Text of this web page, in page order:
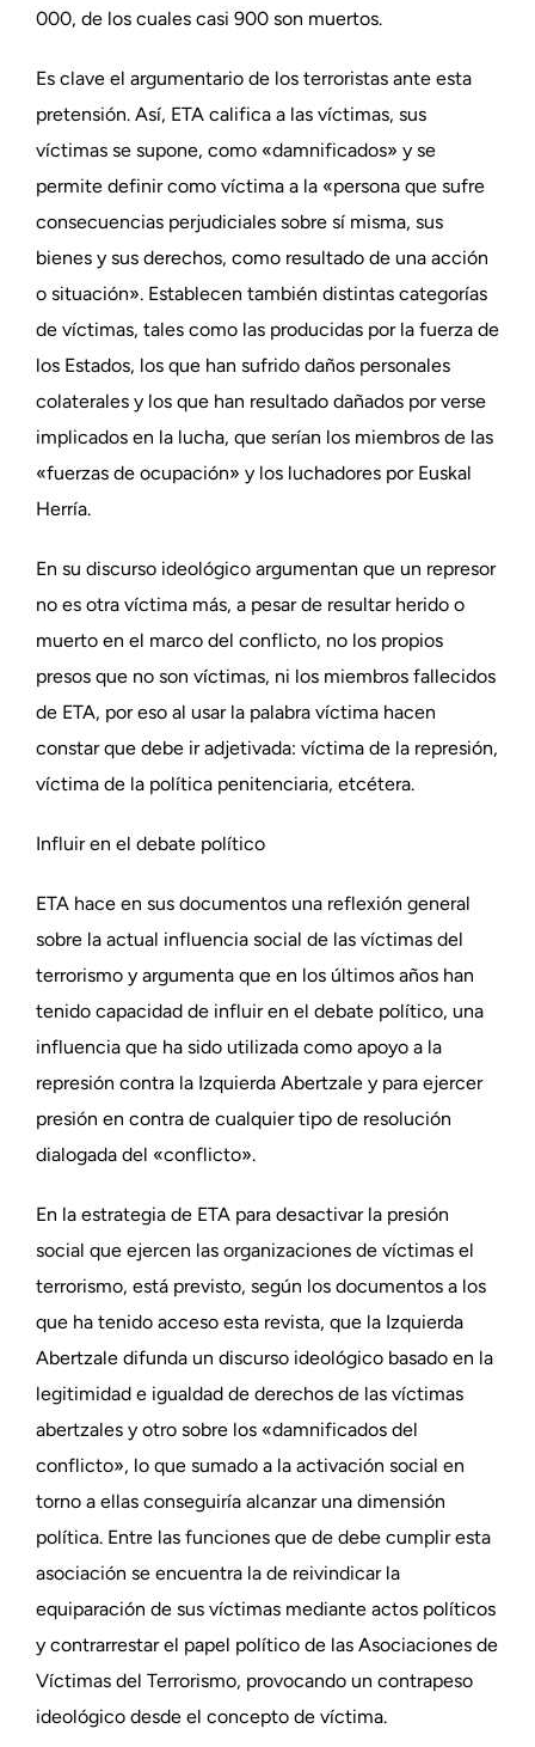
000, de los cuales casi 900 son muertos.
Es clave el argumentario de los terroristas ante esta
pretensión. Así, ETA califica a las víctimas, sus
víctimas se supone, como «damnificados» y se
permite definir como víctima a la «persona que sufre
consecuencias perjudiciales sobre sí misma, sus
bienes y sus derechos, como resultado de una acción
o situación». Establecen también distintas categorías
de víctimas, tales como las producidas por la fuerza de
los Estados, los que han sufrido daños personales
colaterales y los que han resultado dañados por verse
implicados en la lucha, que serían los miembros de las
«fuerzas de ocupación» y los luchadores por Euskal
Herría.
En su discurso ideológico argumentan que un represor
no es otra víctima más, a pesar de resultar herido o
muerto en el marco del conflicto, no los propios
presos que no son víctimas, ni los miembros fallecidos
de ETA, por eso al usar la palabra víctima hacen
constar que debe ir adjetivada: víctima de la represión,
víctima de la política penitenciaria, etcétera.
Influir en el debate político
ETA hace en sus documentos una reflexión general
sobre la actual influencia social de las víctimas del
terrorismo y argumenta que en los últimos años han
tenido capacidad de influir en el debate político, una
influencia que ha sido utilizada como apoyo a la
represión contra la Izquierda Abertzale y para ejercer
presión en contra de cualquier tipo de resolución
dialogada del «conflicto».
En la estrategia de ETA para desactivar la presión
social que ejercen las organizaciones de víctimas el
terrorismo, está previsto, según los documentos a los
que ha tenido acceso esta revista, que la Izquierda
Abertzale difunda un discurso ideológico basado en la
legitimidad e igualdad de derechos de las víctimas
abertzales y otro sobre los «damnificados del
conflicto», lo que sumado a la activación social en
torno a ellas conseguiría alcanzar una dimensión
política. Entre las funciones que de debe cumplir esta
asociación se encuentra la de reivindicar la
equiparación de sus víctimas mediante actos políticos
y contrarrestar el papel político de las Asociaciones de
Víctimas del Terrorismo, provocando un contrapeso
ideológico desde el concepto de víctima.